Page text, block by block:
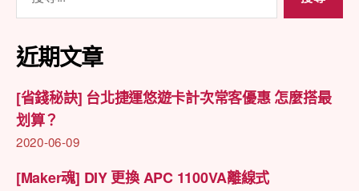
關
鍵
字:
近期文章
[省錢秘訣] 台北捷運悠遊卡計次常客優惠 怎麼搭最
划算？
2020-06-09
[Maker魂] DIY 更換 APC 1100VA離線式